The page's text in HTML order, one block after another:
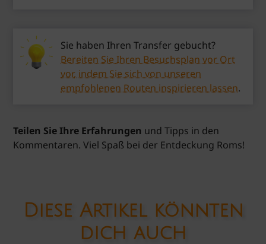
Sie haben Ihren Transfer gebucht?
Bereiten Sie Ihren Besuchsplan vor Ort
vor, indem Sie sich von unseren
empfohlenen Routen inspirieren lassen.
Teilen Sie Ihre Erfahrungen und Tipps in den
Kommentaren. Viel Spaß bei der Entdeckung Roms!
Diese Artikel könnten
dich auch